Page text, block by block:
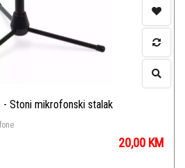
- Stoni mikrofonski stalak
20,00 KM